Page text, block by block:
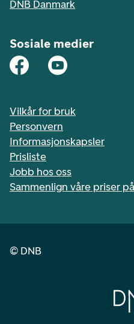
DNB Danmark
Sosiale medier
Vilkår for bruk
Personvern
Informasjonskapsler
Prisliste
Jobb hos oss
Sammenlign våre priser
© DNB